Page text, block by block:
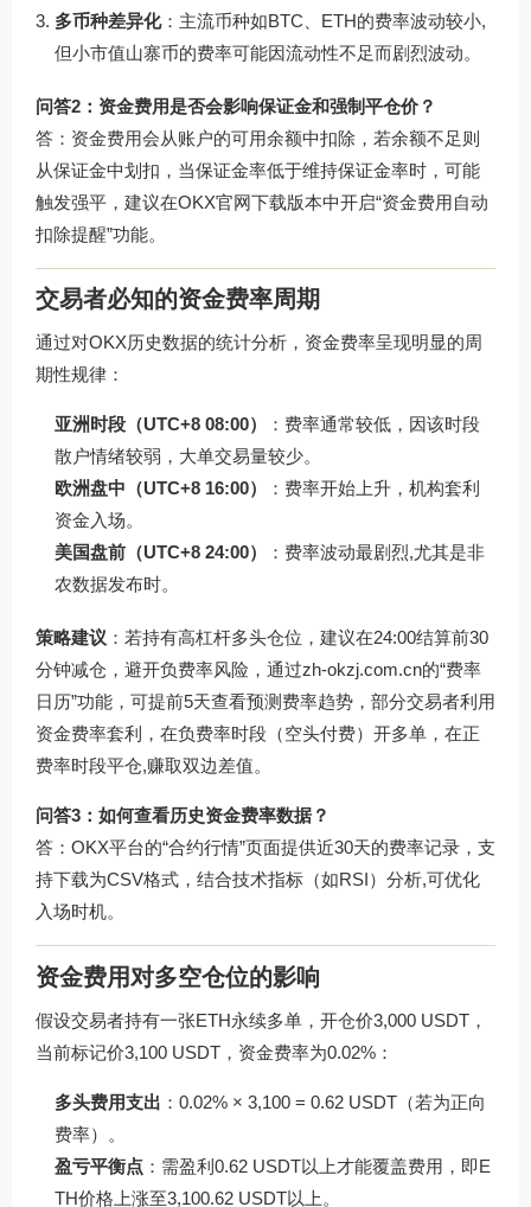
多币种差异化：主流币种如BTC、ETH的费率波动较小,
但小市值山寨币的费率可能因流动性不足而剧烈波动。
问答2：资金费用是否会影响保证金和强制平仓价？
答：资金费用会从账户的可用余额中扣除，若余额不足则
从保证金中划扣，当保证金率低于维持保证金率时，可能
触发强平，建议在OKX官网下载版本中开启“资金费用自动
扣除提醒”功能。
交易者必知的资金费率周期
通过对OKX历史数据的统计分析，资金费率呈现明显的周
期性规律：
亚洲时段（UTC+8 08:00）
：费率通常较低，因该时段
散户情绪较弱，大单交易量较少。
欧洲盘中（UTC+8 16:00）
：费率开始上升，机构套利
资金入场。
美国盘前（UTC+8 24:00）
：费率波动最剧烈,尤其是非
农数据发布时。
策略建议 ：若持有高杠杆多头仓位，建议在24:00结算前30
分钟减仓，避开负费率风险，通过zh-okzj.com.cn的“费率
日历”功能，可提前5天查看预测费率趋势，部分交易者利用
资金费率套利，在负费率时段（空头付费）开多单，在正
费率时段平仓,赚取双边差值。
问答3：如何查看历史资金费率数据？
答：OKX平台的“合约行情”页面提供近30天的费率记录，支
持下载为CSV格式，结合技术指标（如RSI）分析,可优化
入场时机。
资金费用对多空仓位的影响
假设交易者持有一张ETH永续多单，开仓价3,000 USDT，
当前标记价3,100 USDT，资金费率为0.02%：
多头费用支出 ：0.02% × 3,100 = 0.62 USDT（若为正向
费率）。
盈亏平衡点 ：需盈利0.62 USDT以上才能覆盖费用，即E
TH价格上涨至3,100.62 USDT以上。